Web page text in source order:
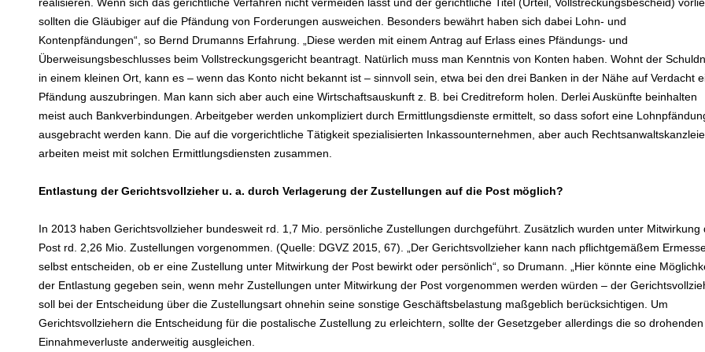
sollten die Gläubiger auf die Pfändung von Forderungen ausweichen. Besonders bewährt haben sich dabei Lohn- und
Kontenpfändungen“, so Bernd Drumanns Erfahrung. „Diese werden mit einem Antrag auf Erlass eines Pfändungs- und
Überweisungsbeschlusses beim Vollstreckungsgericht beantragt. Natürlich muss man Kenntnis von Konten haben. Wohnt der
in einem kleinen Ort, kann es – wenn das Konto nicht bekannt ist – sinnvoll sein, etwa bei den drei Banken in der Nähe auf Verdacht
Pfändung auszubringen. Man kann sich aber auch eine Wirtschaftsauskunft z. B. bei Creditreform holen. Derlei Auskünfte beinhalten
meist auch Bankverbindungen. Arbeitgeber werden unkompliziert durch Ermittlungsdienste ermittelt, so dass sofort eine
ausgebracht werden kann. Die auf die vorgerichtliche Tätigkeit spezialisierten Inkassounternehmen, aber auch
arbeiten meist mit solchen Ermittlungsdiensten zusammen.
Entlastung der Gerichtsvollzieher u. a. durch Verlagerung der Zustellungen auf die Post möglich?
In 2013 haben Gerichtsvollzieher bundesweit rd. 1,7 Mio. persönliche Zustellungen durchgeführt. Zusätzlich wurden unter Mitwirkung
Post rd. 2,26 Mio. Zustellungen vorgenommen. (Quelle: DGVZ 2015, 67). „Der Gerichtsvollzieher kann nach pflichtgemäßem
selbst entscheiden, ob er eine Zustellung unter Mitwirkung der Post bewirkt oder persönlich“, so Drumann. „Hier könnte eine
der Entlastung gegeben sein, wenn mehr Zustellungen unter Mitwirkung der Post vorgenommen werden würden – der
soll bei der Entscheidung über die Zustellungsart ohnehin seine sonstige Geschäftsbelastung maßgeblich berücksichtigen. Um
Gerichtsvollziehern die Entscheidung für die postalische Zustellung zu erleichtern, sollte der Gesetzgeber allerdings die so drohenden
Einnahmeverluste anderweitig ausgleichen.